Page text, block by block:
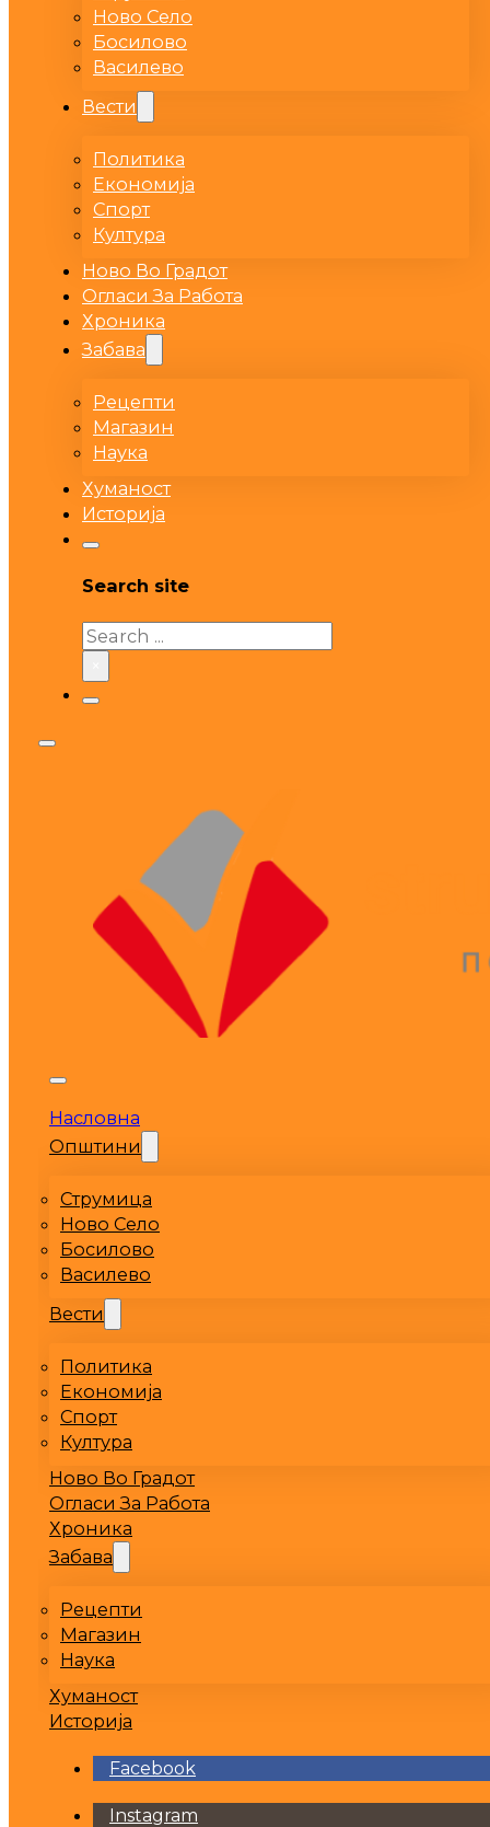
Ново Село
Босилово
Василево
Вести
Политика
Економија
Спорт
Култура
Ново Во Градот
Огласи За Работа
Хроника
Забава
Рецепти
Магазин
Наука
Хуманост
Историја
Search site
Search
Насловна
Општини
Струмица
Ново Село
Босилово
Василево
Вести
Политика
Економија
Спорт
Култура
Ново Во Градот
Огласи За Работа
Хроника
Забава
Рецепти
Магазин
Наука
Хуманост
Историја
Facebook
Instagram